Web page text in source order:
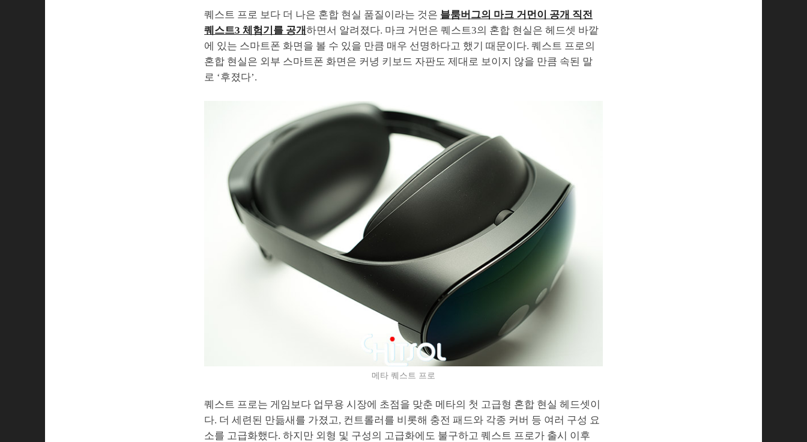
퀘스트 프로 보다 더 나은 혼합 현실 품질이라는 것은 블룸버그의 마크 거먼이 공개 직전
퀘스트3 체험기를 공개하면서 알려졌다. 마크 거먼은 퀘스트3의 혼합 현실은 헤드셋 바깥
에 있는 스마트폰 화면을 볼 수 있을 만큼 매우 선명하다고 했기 때문이다. 퀘스트 프로의
혼합 현실은 외부 스마트폰 화면은 커녕 키보드 자판도 제대로 보이지 않을 만큼 속된 말
로 ‘후졌다’.
메타 퀘스트 프로
퀘스트 프로는 게임보다 업무용 시장에 초점을 맞춘 메타의 첫 고급형 혼합 현실 헤드셋이
다. 더 세련된 만듦새를 가졌고, 컨트롤러를 비롯해 충전 패드와 각종 커버 등 여러 구성 요
소를 고급화했다. 하지만 외형 및 구성의 고급화에도 불구하고 퀘스트 프로가 출시 이후